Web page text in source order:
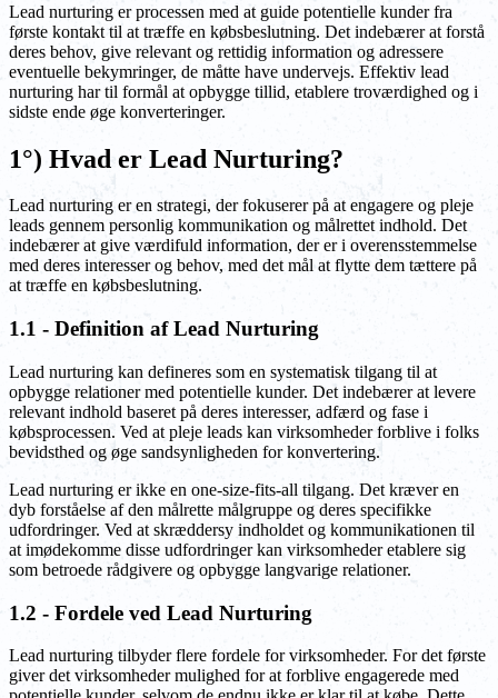
Lead nurturing er processen med at guide potentielle kunder fra
første kontakt til at træffe en købsbeslutning. Det indebærer at forstå
deres behov, give relevant og rettidig information og adressere
eventuelle bekymringer, de måtte have undervejs. Effektiv lead
nurturing har til formål at opbygge tillid, etablere troværdighed og i
sidste ende øge konverteringer.
1°) Hvad er Lead Nurturing?
Lead nurturing er en strategi, der fokuserer på at engagere og pleje
leads gennem personlig kommunikation og målrettet indhold. Det
indebærer at give værdifuld information, der er i overensstemmelse
med deres interesser og behov, med det mål at flytte dem tættere på
at træffe en købsbeslutning.
1.1 - Definition af Lead Nurturing
Lead nurturing kan defineres som en systematisk tilgang til at
opbygge relationer med potentielle kunder. Det indebærer at levere
relevant indhold baseret på deres interesser, adfærd og fase i
købsprocessen. Ved at pleje leads kan virksomheder forblive i folks
bevidsthed og øge sandsynligheden for konvertering.
Lead nurturing er ikke en one-size-fits-all tilgang. Det kræver en
dyb forståelse af den målrette målgruppe og deres specifikke
udfordringer. Ved at skræddersy indholdet og kommunikationen til
at imødekomme disse udfordringer kan virksomheder etablere sig
som betroede rådgivere og opbygge langvarige relationer.
1.2 - Fordele ved Lead Nurturing
Lead nurturing tilbyder flere fordele for virksomheder. For det første
giver det virksomheder mulighed for at forblive engagerede med